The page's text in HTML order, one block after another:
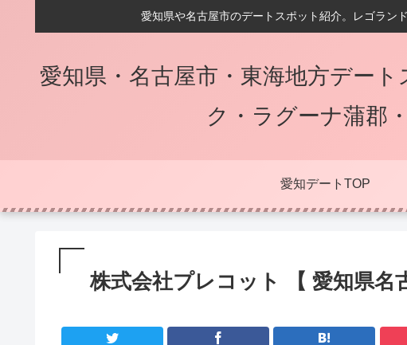
愛知県や名古屋市のデートスポット紹介。レゴラン
愛知県・名古屋市・東海地方デー
ク・ラグーナ蒲郡
愛知デートTOP
株式会社プレコット 【 愛知県名